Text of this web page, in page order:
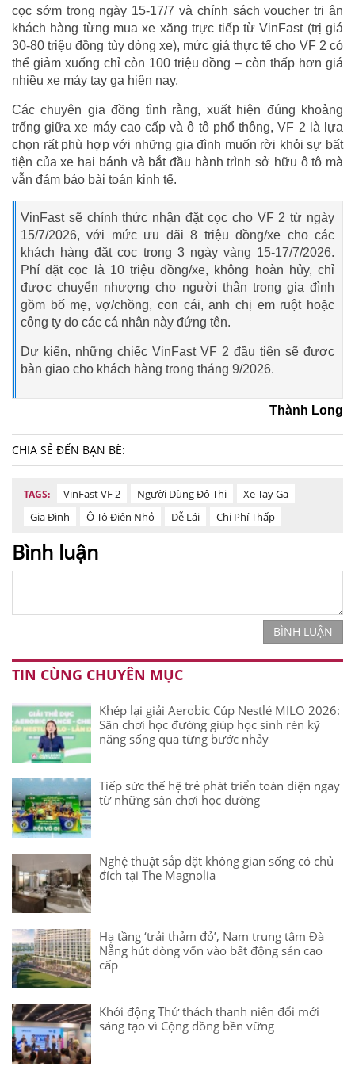
cọc sớm trong ngày 15-17/7 và chính sách voucher tri ân
khách hàng từng mua xe xăng trực tiếp từ VinFast (trị giá
30-80 triệu đồng tùy dòng xe), mức giá thực tế cho VF 2 có
thể giảm xuống chỉ còn 100 triệu đồng – còn thấp hơn giá
nhiều xe máy tay ga hiện nay.
Các chuyên gia đồng tình rằng, xuất hiện đúng khoảng
trống giữa xe máy cao cấp và ô tô phổ thông, VF 2 là lựa
chọn rất phù hợp với những gia đình muốn rời khỏi sự bất
tiện của xe hai bánh và bắt đầu hành trình sở hữu ô tô mà
vẫn đảm bảo bài toán kinh tế.
VinFast sẽ chính thức nhận đặt cọc cho VF 2 từ ngày
15/7/2026, với mức ưu đãi 8 triệu đồng/xe cho các
khách hàng đặt cọc trong 3 ngày vàng 15-17/7/2026.
Phí đặt cọc là 10 triệu đồng/xe, không hoàn hủy, chỉ
được chuyển nhượng cho người thân trong gia đình
gồm bố mẹ, vợ/chồng, con cái, anh chị em ruột hoặc
công ty do các cá nhân này đứng tên.
Dự kiến, những chiếc VinFast VF 2 đầu tiên sẽ được
bàn giao cho khách hàng trong tháng 9/2026.
Thành Long
CHIA SẺ ĐẾN BẠN BÈ:
TAGS: VinFast VF 2 Người Dùng Đô Thị
Xe Tay Ga
Gia Đình
Ô Tô Điện Nhỏ Dễ Lái Chi Phí Thấp
Bình luận
BÌNH LUẬN
TIN CÙNG CHUYÊN MỤC
Khép lại giải Aerobic Cúp Nestlé MILO 2026:
Sân chơi học đường giúp học sinh rèn kỹ
năng sống qua từng bước nhảy
Tiếp sức thế hệ trẻ phát triển toàn diện ngay
từ những sân chơi học đường
Nghệ thuật sắp đặt không gian sống có chủ
đích tại The Magnolia
Hạ tầng ‘trải thảm đỏ’, Nam trung tâm Đà
Nẵng hút dòng vốn vào bất động sản cao
cấp
Khởi động Thử thách thanh niên đổi mới
sáng tạo vì Cộng đồng bền vững